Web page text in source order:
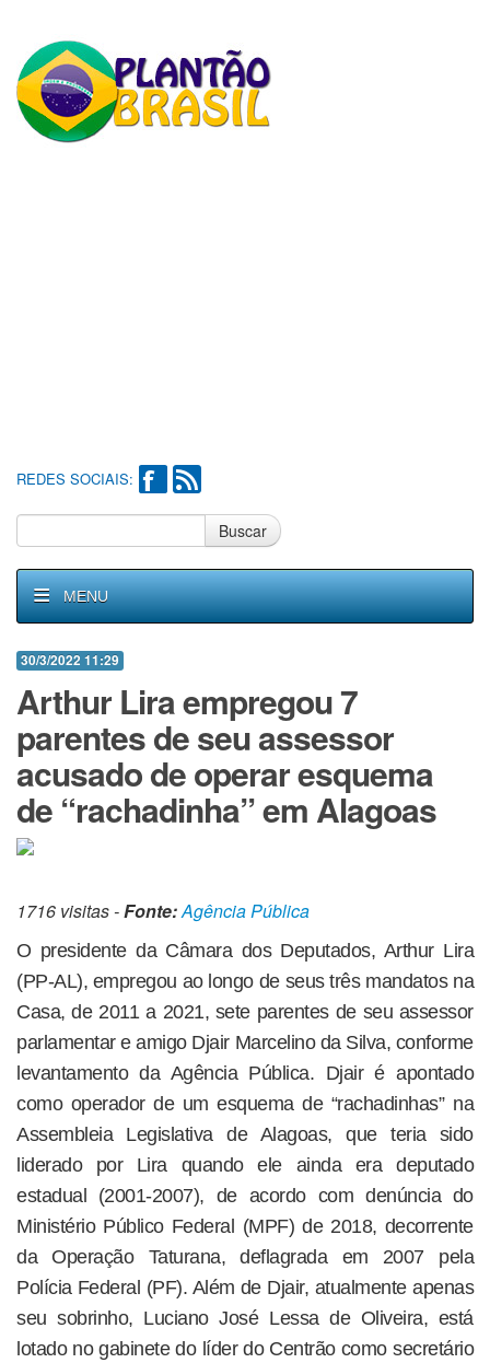
REDES SOCIAIS:
Buscar
MENU
30/3/2022 11:29
Arthur Lira empregou 7
parentes de seu assessor
acusado de operar esquema
de “rachadinha” em Alagoas
1716 visitas -Fonte:Agência Pública
O presidente da Câmara dos Deputados, Arthur Lira
(PP-AL), empregou ao longo de seus três mandatos na
Casa, de 2011 a 2021, sete parentes de seu assessor
parlamentar e amigo Djair Marcelino da Silva, conforme
levantamento da Agência Pública. Djair é apontado
como operador de um esquema de “rachadinhas” na
Assembleia Legislativa de Alagoas, que teria sido
liderado por Lira quando ele ainda era deputado
estadual (2001-2007), de acordo com denúncia do
Ministério Público Federal (MPF) de 2018, decorrente
da Operação Taturana, deflagrada em 2007 pela
Polícia Federal (PF). Além de Djair, atualmente apenas
seu sobrinho, Luciano José Lessa de Oliveira, está
lotado no gabinete do líder do Centrão como secretário